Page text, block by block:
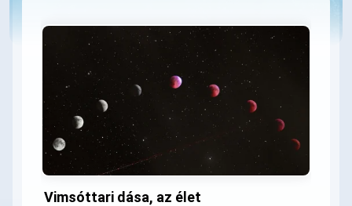
Vimsóttari dása, az élet